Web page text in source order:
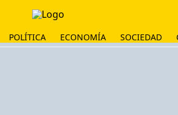
POLÍTICA ECONOMÍA SOCIEDAD